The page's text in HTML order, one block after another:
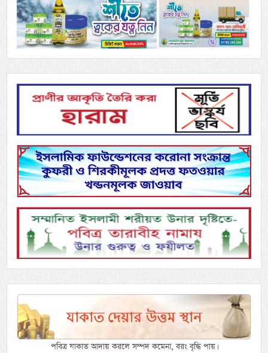
পবিত্র যাকাত আদায় করলে সম্পদ কমেনা, বরং বৃদ্ধি পায়।